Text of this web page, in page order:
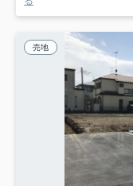
売地